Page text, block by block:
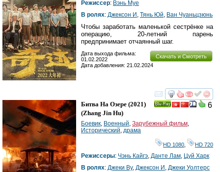
Режиссер: Вэнь Муе
В ролях: Джексон И , Тянь Юй, Ван Чуаньцзюнь
Чтобы заработать маленькой сестрёнке на
операцию, 20-летний парень
предпринимает отчаянный шаг.
Скачать и Смотреть
Дата выхода фильма:
01.02.2022
Дата добавления: 21.02.2024
смотреть
6
Битва На Озере (2021)
(Zhang Jin Hu)
Боевик, Военный, Зарубежный фильм,
Исторический, драма
HD 1080, HD 720
Режиссеры: Чэнь Кайгэ, Данте Лам, Цуй Харк
В ролях: Джеки Ву, Джексон И , Джеки Уолтерс